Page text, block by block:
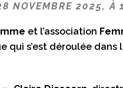
NOVEMBRE 2025, À
et l’association
qui s’est déroulée dans